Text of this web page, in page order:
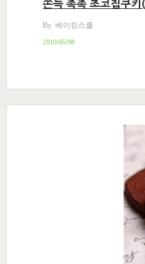
쫀득 촉촉 초코칩쿠키
By. 베이킹스쿨
2010/05/08